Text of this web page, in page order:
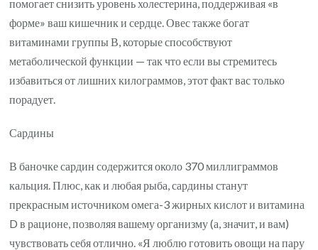
помогает снизить уровень холестерина, поддерживая «в
форме» ваш кишечник и сердце. Овес также богат
витаминами группы В, которые способствуют
метаболической функции — так что если вы стремитесь
избавиться от лишних килограммов, этот факт вас только
порадует.
Сардины
В баночке сардин содержится около 370 миллиграммов
кальция. Плюс, как и любая рыба, сардины станут
прекрасным источником омега-3 жирных кислот и витамина
D в рационе, позволяя вашему организму (а, значит, и вам)
чувствовать себя отлично. «Я люблю готовить овощи на пару